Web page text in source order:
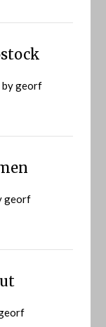
bygeorf
georf